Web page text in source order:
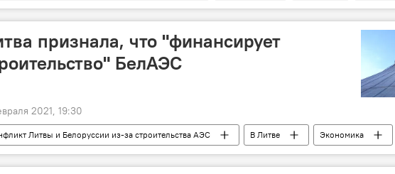
Аушрине Армонайте
признала, что "финансирует
БелАЭС
2021, 19:30
Литвы и Белоруссии из-за строительства АЭС В Литве
Экономика
LIVE
Литва БелАЭС Белоруссия